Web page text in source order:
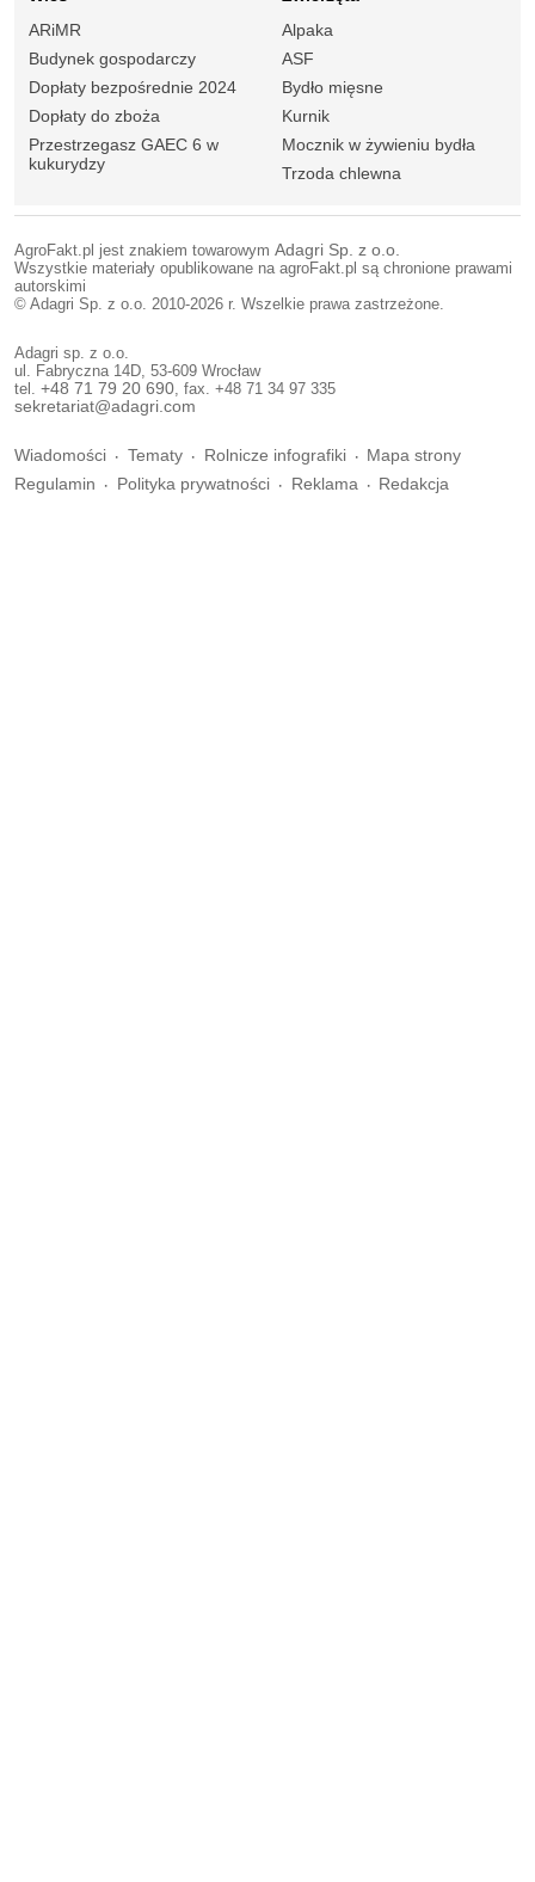
ARiMR
Budynek gospodarczy
Dopłaty bezpośrednie 2024
Dopłaty do zboża
Przestrzegasz GAEC 6 w
kukurydzy
Alpaka
ASF
Bydło mięsne
Kurnik
Mocznik w żywieniu bydła
Trzoda chlewna
AgroFakt.pl jest znakiem towarowym Adagri Sp. z o.o.
Wszystkie materiały opublikowane na agroFakt.pl są chronione prawami
autorskimi
© Adagri Sp. z o.o. 2010-2026 r. Wszelkie prawa zastrzeżone.
Adagri sp. z o.o.
ul. Fabryczna 14D, 53-609 Wrocław
tel. +48 71 79 20 690 , fax. +48 71 34 97 335
sekretariat@adagri.com
Wiadomości Tematy Rolnicze infografiki
Mapa strony
Regulamin
Polityka prywatności Reklama Redakcja